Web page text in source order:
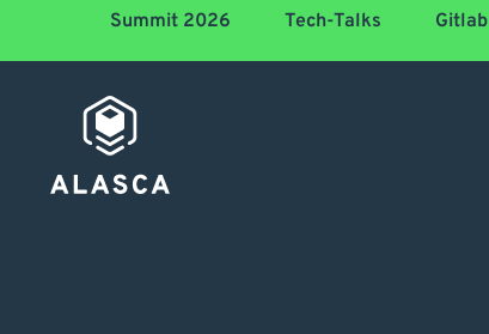
Summit 2026 Tech-Talks Gitlab